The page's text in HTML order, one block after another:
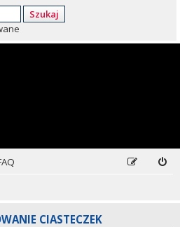
Szukaj
CIASTECZEK